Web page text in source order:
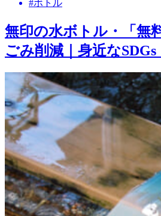
#ボトル
無印の水ボトル・「無
ごみ削減｜身近な